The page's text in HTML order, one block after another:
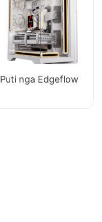
Suplay sa Kuryente
sa Desktop PC
ESB650W
Puti nga Edgeflow